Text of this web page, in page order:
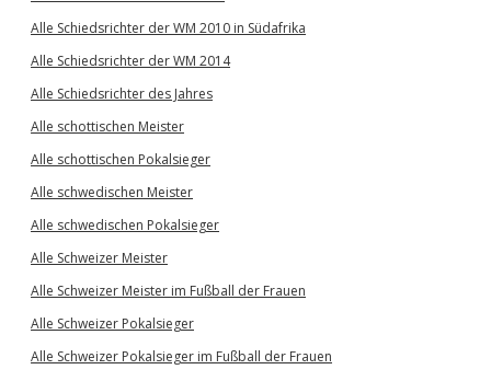
Alle Schiedsrichter der WM 2010 in Südafrika
Alle Schiedsrichter der WM 2014
Alle Schiedsrichter des Jahres
Alle schottischen Meister
Alle schottischen Pokalsieger
Alle schwedischen Meister
Alle schwedischen Pokalsieger
Alle Schweizer Meister
Alle Schweizer Meister im Fußball der Frauen
Alle Schweizer Pokalsieger
Alle Schweizer Pokalsieger im Fußball der Frauen